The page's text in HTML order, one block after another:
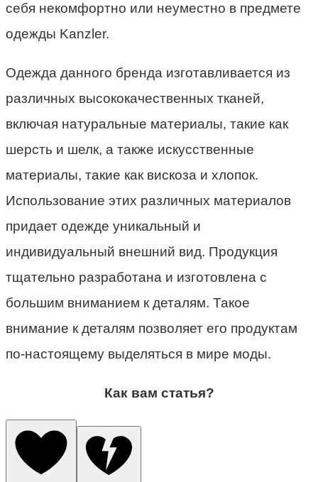
себя некомфортно или неуместно в предмете
одежды Kanzler.
Одежда данного бренда изготавливается из
различных высококачественных тканей,
включая натуральные материалы, такие как
шерсть и шелк, а также искусственные
материалы, такие как вискоза и хлопок.
Использование этих различных материалов
придает одежде уникальный и
индивидуальный внешний вид. Продукция
тщательно разработана и изготовлена с
большим вниманием к деталям. Такое
внимание к деталям позволяет его продуктам
по-настоящему выделяться в мире моды.
Как вам статья?